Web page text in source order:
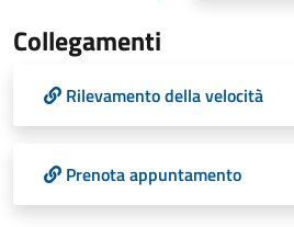
Collegamenti
Rilevamento della velocità
Prenota appuntamento